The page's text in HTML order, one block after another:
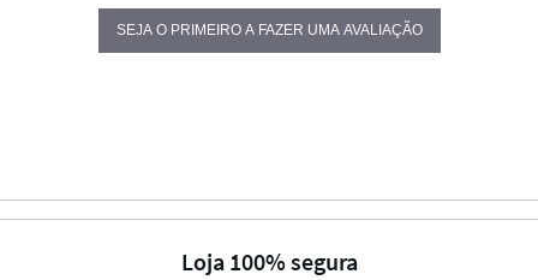
SEJA O PRIMEIRO A FAZER UMA AVALIAÇÃO